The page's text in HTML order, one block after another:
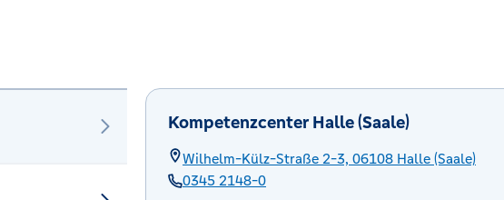
Kompetenzcenter Halle (Saale)
Wilhelm-Külz-Straße 2-3, 06108 Halle (Saale)
0345 2148-0